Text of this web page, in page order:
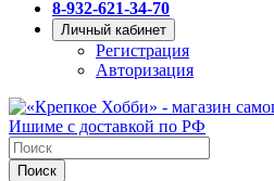
8-932-621-34-70
Личный кабинет
Регистрация
Авторизация
Поиск